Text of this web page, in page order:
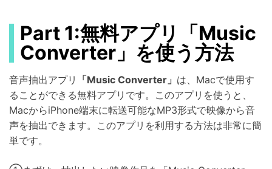
Part 1:無料アプリ「Music
Converter」を使う方法
音声抽出アプリ 「Music Converter」 は、Macで使用す
ることができる無料アプリです。このアプリを使うと、
MacからiPhone端末に転送可能なMP3形式で映像から音
声を抽出できます。このアプリを利用する方法は非常に簡
単です。